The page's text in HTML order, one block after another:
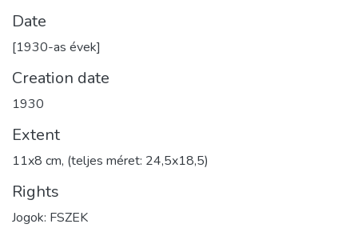
Date
[1930-as évek]
Creation date
1930
Extent
11x8 cm, (teljes méret: 24,5x18,5)
Rights
Jogok: FSZEK